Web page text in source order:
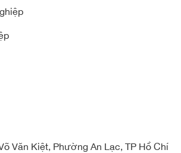
Văn Kiệt, Phường An Lạc, TP Hồ Chí